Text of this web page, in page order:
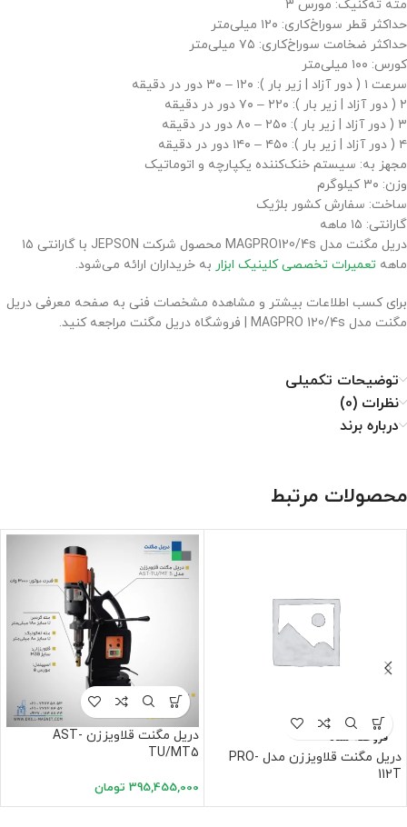
مته ته‌کنیک: مورس ۳
حداکثر قطر سوراخ‌کاری: ۱۲۰ میلی‌متر
حداکثر ضخامت سوراخ‌کاری: ۷۵ میلی‌متر
کورس: ۱۰۰ میلی‌متر
سرعت ۱ ( دور آزاد | زیر بار ): ۱۲۰ – ۳۰ دور در دقیقه
۲ ( دور آزاد | زیر بار ): ۲۲۰ – ۷۰ دور در دقیقه
۳ ( دور آزاد | زیر بار ): ۲۵۰ – ۸۰ دور در دقیقه
۴ ( دور آزاد | زیر بار ): ۴۵۰ – ۱۴۰ دور در دقیقه
مجهز به: سیستم خنک‌کننده یکپارچه و اتوماتیک
وزن: ۳۰ کیلوگرم
ساخت: سفارش کشور بلژیک
گارانتی: ۱۵ ماهه
دریل مگنت مدل MAGPRO120/4s محصول شرکت JEPSON با گارانتی ۱۵
ماهه تعمیرات تخصصی کلینیک ابزار به خریداران ارائه می‌شود.
برای کسب اطلاعات بیشتر و مشاهده مشخصات فنی به صفحه معرفی دریل
مگنت مدل MAGPRO 120/4s | فروشگاه دریل مگنت مراجعه کنید.
توضیحات تکمیلی
نظرات (0)
درباره برند
محصولات مرتبط
فروخته شده
دریل مگنت قلاویززن مدل PRO-
112T
دریل مگنت قلاویززن AST-
TU/MT5
395,455,000 تومان